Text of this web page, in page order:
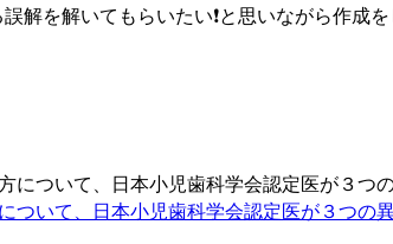
解を解いてもらいたい❗と思いながら作
いて、日本小児歯科学会認定医が３つの